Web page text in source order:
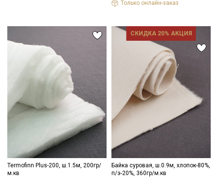
Только онлайн-заказ
Termofinn Plus-200, ш.1.5м, 200гр/
м.кв
СКИДКА 20% АКЦИЯ
Байка суровая, ш.0.9м, хлопок-80%,
п/э-20%, 360гр/м.кв